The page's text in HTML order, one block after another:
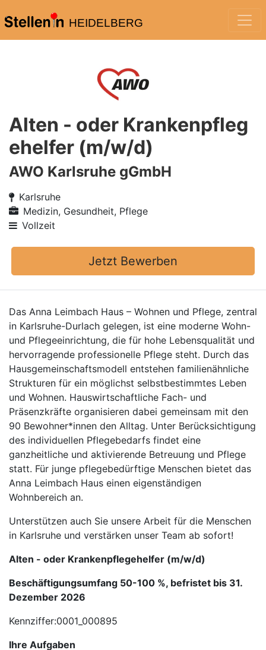
HEIDELBERG
Alten - oder Krankenpfleg
ehelfer (m/w/d)
AWO Karlsruhe gGmbH
Karlsruhe
Medizin, Gesundheit, Pflege
Vollzeit
Jetzt Bewerben
Das Anna Leimbach Haus – Wohnen und Pflege, zentral
in Karlsruhe-Durlach gelegen, ist eine moderne Wohn-
und Pflegeeinrichtung, die für hohe Lebensqualität und
hervorragende professionelle Pflege steht. Durch das
Hausgemeinschaftsmodell entstehen familienähnliche
Strukturen für ein möglichst selbstbestimmtes Leben
und Wohnen. Hauswirtschaftliche Fach- und
Präsenzkräfte organisieren dabei gemeinsam mit den
90 Bewohner*innen den Alltag. Unter Berücksichtigung
des individuellen Pflegebedarfs findet eine
ganzheitliche und aktivierende Betreuung und Pflege
statt. Für junge pflegebedürftige Menschen bietet das
Anna Leimbach Haus einen eigenständigen
Wohnbereich an.
Unterstützen auch Sie unsere Arbeit für die Menschen
in Karlsruhe und verstärken unser Team ab sofort!
Alten - oder Krankenpflegehelfer (m/w/d)
Beschäftigungsumfang 50-100 %, befristet bis 31.
Dezember 2026
Kennziffer:0001_000895
Ihre Aufgaben